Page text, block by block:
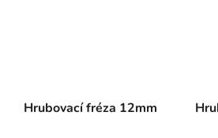
Hrubovací fréza 12mm